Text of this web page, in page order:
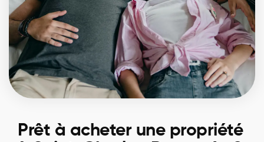
Prêt à acheter une propriété